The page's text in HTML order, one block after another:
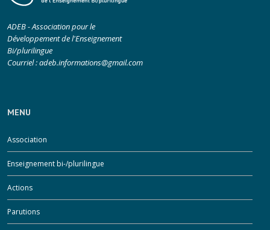
ADEB - Association pour le
Développement de l'Enseignement
Bi/plurilingue
Courriel :adeb.informations@gmail.com
MENU
Association
Enseignement bi-/plurilingue
Actions
Parutions